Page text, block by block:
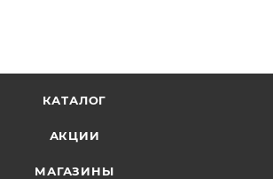
на молнии — удобен для
форма коленей:
и снижает напряжение ткани при
КАТАЛОГ
АКЦИИ
МАГАЗИНЫ